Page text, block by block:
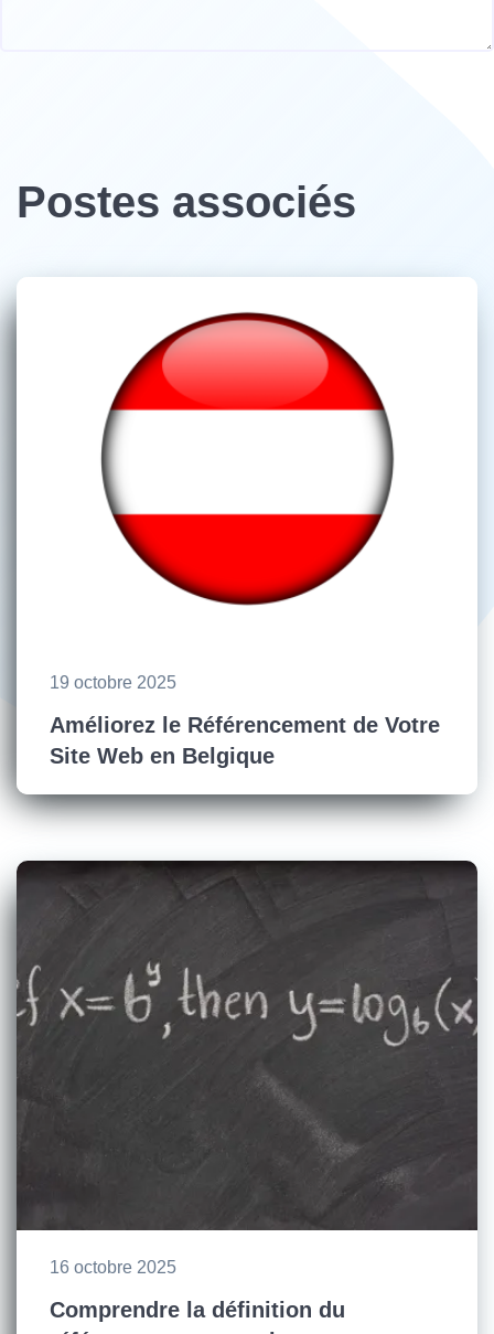
Postes associés
19 octobre 2025
Améliorez le Référencement de Votre
Site Web en Belgique
16 octobre 2025
Comprendre la définition du